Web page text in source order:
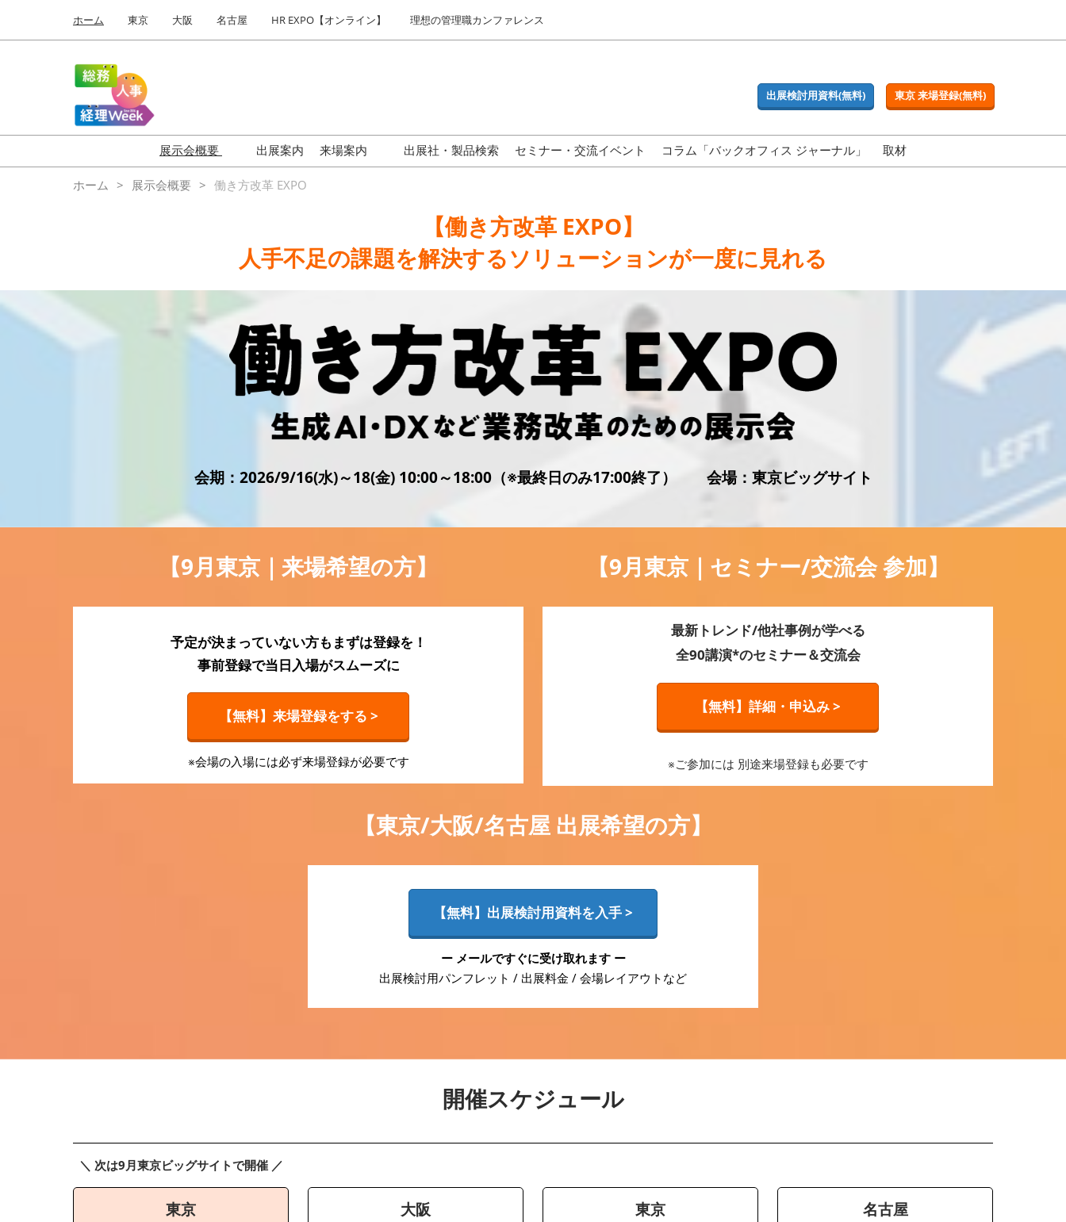
キ
プ
し
て
進
to
ホーム 東京 大阪 名古屋 HR EXPO【オンライン】 理想の管理職カンファレンス
出展検討用資料(無料) 東京 来場登録(無料)
展示会概要
HR EXPO
福利厚生 EXPO
健康経営 EXPO
オフィス防災 EXPO
総務サービス EXPO
会計・財務 EXPO
EXPO
出展案内
来場案内
【名古屋】来場案内
はじめての来場の方へ
出展社・製品検索 セミナー・交流イベント コラム「バックオフィス ジャーナル」 取材
ホーム 展示会概要 働き方改革 EXPO
【働き方改革 EXPO】
人手不足の課題を解決するソリューションが一度に見れる
会期：2026/9/16(水)～18(金) 10:00～18:00（※最終日のみ17:00終了） 会場：東京ビッグサイト
【9月東京｜来場希望の方】
予定が決まっていない方もまずは登録を！
事前登録で当日入場がスムーズに
【無料】来場登録をする >
※会場の入場には必ず来場登録が必要です
【9月東京｜セミナー/交流会 参加】
最新トレンド/他社事例が学べる
全90講演*のセミナー＆交流会
【無料】詳細・申込み >
※ご参加には 別途来場登録も必要です
【東京/大阪/名古屋 出展希望の方】
【無料】出展検討用資料を入手 >
ー メールですぐに受け取れます ー
出展検討用パンフレット / 出展料金 / 会場レイアウトなど
開催スケジュール
＼ 次は9月東京ビッグサイトで開催 ／
東京 大阪 東京 名古屋